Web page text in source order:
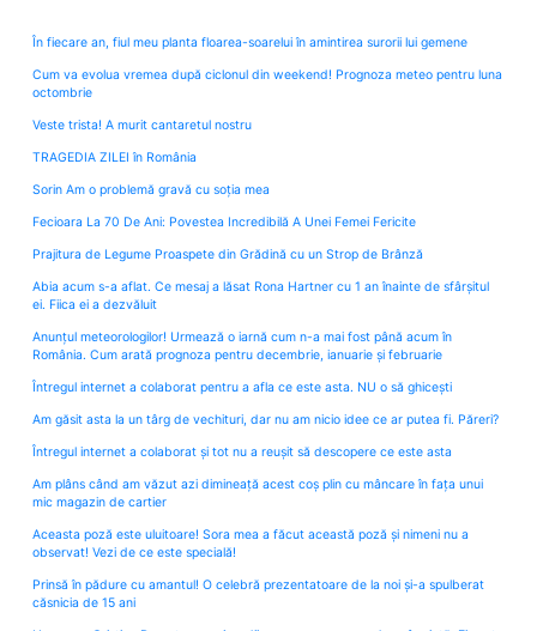
În fiecare an, fiul meu planta floarea-soarelui în amintirea surorii lui gemene
Cum va evolua vremea după ciclonul din weekend! Prognoza meteo pentru luna
octombrie
Veste trista! A murit cantaretul nostru
TRAGEDIA ZILEI în România
Sorin Am o problemă gravă cu soția mea
Fecioara La 70 De Ani: Povestea Incredibilă A Unei Femei Fericite
Prajitura de Legume Proaspete din Grădină cu un Strop de Brânză
Abia acum s-a aflat. Ce mesaj a lăsat Rona Hartner cu 1 an înainte de sfârșitul
ei. Fiica ei a dezvăluit
Anunțul meteorologilor! Urmează o iarnă cum n-a mai fost până acum în
România. Cum arată prognoza pentru decembrie, ianuarie și februarie
Întregul internet a colaborat pentru a afla ce este asta. NU o să ghicești
Am găsit asta la un târg de vechituri, dar nu am nicio idee ce ar putea fi. Păreri?
Întregul internet a colaborat și tot nu a reușit să descopere ce este asta
Am plâns când am văzut azi dimineață acest coș plin cu mâncare în fața unui
mic magazin de cartier
Aceasta poză este uluitoare! Sora mea a făcut această poză și nimeni nu a
observat! Vezi de ce este specială!
Prinsă în pădure cu amantul! O celebră prezentatoare de la noi și-a spulberat
căsnicia de 15 ani